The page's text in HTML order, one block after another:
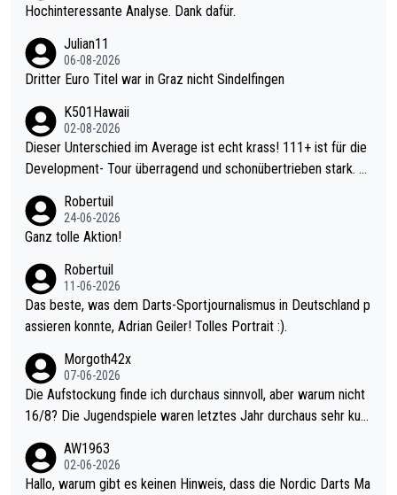
Hochinteressante Analyse. Dank dafür.
Julian11
06-08-2026
Dritter Euro Titel war in Graz nicht Sindelfingen
K501Hawaii
02-08-2026
Dieser Unterschied im Average ist echt krass! 111+ ist für die
Development- Tour überragend und schonübertrieben stark. U
mal 40+ erst recht. Da gewinnst keinen Blumentopf - ist ja noc
h krasser wie ein Pokalspiel eines Kreisligisten vs einem Bund
Robertuil
24-06-2026
Ganz tolle Aktion!
Robertuil
11-06-2026
Das beste, was dem Darts-Sportjournalismus in Deutschland p
assieren konnte, Adrian Geiler! Tolles Portrait :).
Morgoth42x
07-06-2026
Die Aufstockung finde ich durchaus sinnvoll, aber warum nicht
16/8? Die Jugendspiele waren letztes Jahr durchaus sehr kurz
Allerdings ist Mitchell Lawrie als Nummer 1 der Welt eh qualifi
ziert. Somit ändert die automatische Qualifikation des Weltmei
AW1963
02-06-2026
Hallo, warum gibt es keinen Hinweis, dass die Nordic Darts Ma